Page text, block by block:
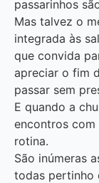
passarinhos
Mas talvez o
integrada às
que convida
apreciar o fim
passar sem
E quando a
encontros com
rotina.
São inúmeras
todas pertinho